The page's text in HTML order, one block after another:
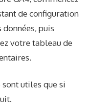
de configuration
puis
votre tableau de
utiles que si